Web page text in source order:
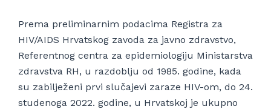
Prema preliminarnim podacima Registra za
HIV/AIDS Hrvatskog zavoda za javno zdravstvo,
Referentnog centra za epidemiologiju Ministarstva
zdravstva RH, u razdoblju od 1985. godine, kada
su zabilježeni prvi slučajevi zaraze HIV-om, do 24.
studenoga 2022. godine, u Hrvatskoj je ukupno